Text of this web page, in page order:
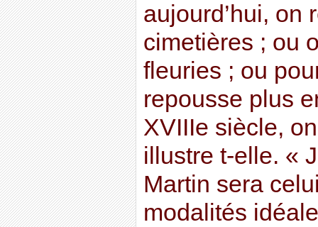
aujourd’hui, on
cimetières ; ou
fleuries ; ou
repousse plus
XVIIIe siècle,
illustre t-elle. «
Martin sera
modalités